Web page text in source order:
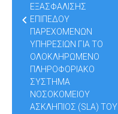
ΕΞΑΣΦΑΛΙΣΗΣ
ΕΠΙΠΕΔΟΥ
ΠΑΡΕΧΟΜΕΝΩΝ
ΥΠΗΡΕΣΙΩΝ ΓΙΑ ΤΟ
ΟΛΟΚΛΗΡΩΜΕΝΟ
ΠΛΗΡΟΦΟΡΙΑΚΟ
ΣΥΣΤΗΜΑ
ΝΟΣΟΚΟΜΕΙΟΥ
ΑΣΚΛΗΠΙΟΣ (SLA) ΤΟΥ